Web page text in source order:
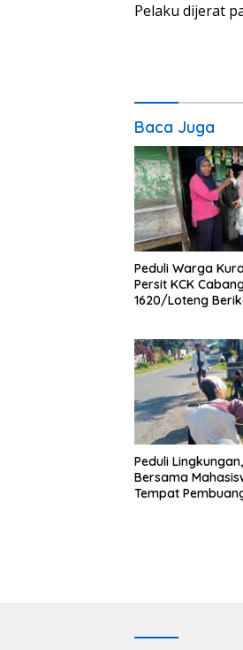
Pelaku dijerat
Baca Juga
Peduli Warga
Persit KCK
1620/Loteng
Peduli
Bersama
Tempat